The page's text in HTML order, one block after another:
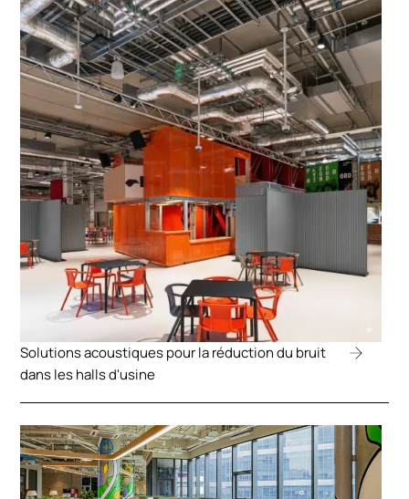
Solutions acoustiques pour la réduction du bruit
dans les halls d'usine